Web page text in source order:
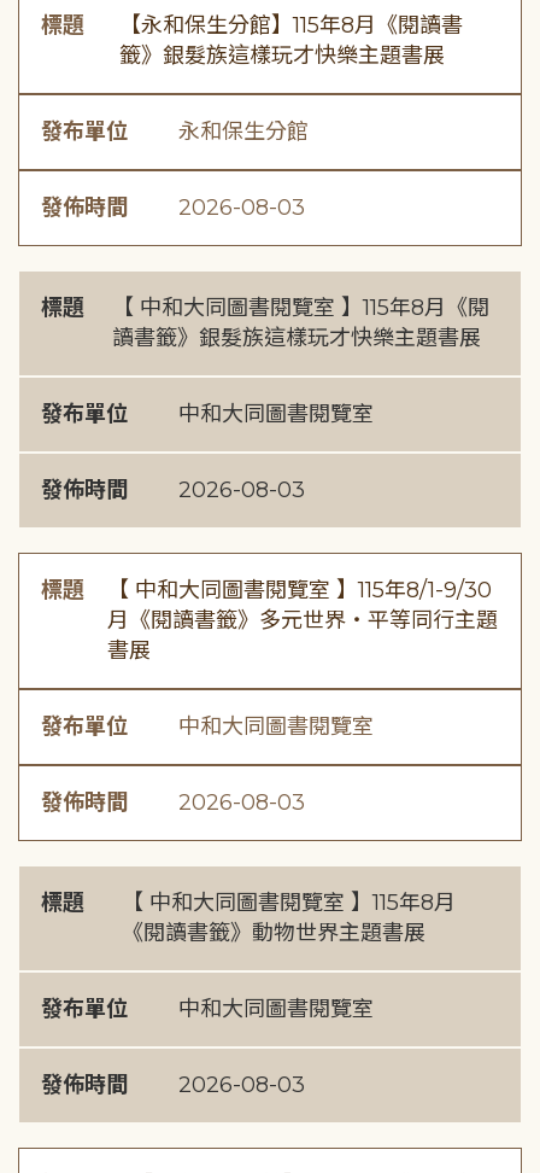
標題
【永和保生分館】115年8月《閱讀書
籤》銀髮族這樣玩才快樂主題書展
發布單位 永和保生分館
發佈時間 2026-08-03
標題
【 中和大同圖書閱覽室 】115年8月《閱
讀書籤》銀髮族這樣玩才快樂主題書展
發布單位 中和大同圖書閱覽室
發佈時間 2026-08-03
標題
【 中和大同圖書閱覽室 】115年8/1-9/30
月《閱讀書籤》多元世界・平等同行主題
書展
發布單位 中和大同圖書閱覽室
發佈時間 2026-08-03
標題
【 中和大同圖書閱覽室 】115年8月
《閱讀書籤》動物世界主題書展
發布單位 中和大同圖書閱覽室
發佈時間 2026-08-03